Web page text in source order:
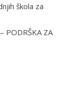
škola za
PODRŠKA ZA